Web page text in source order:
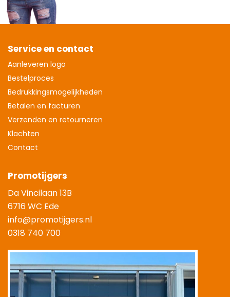
Service en contact
Aanleveren logo
Bestelproces
Bedrukkingsmogelijkheden
Betalen en facturen
Verzenden en retourneren
Klachten
Contact
Promotijgers
Da Vincilaan 13B
6716 WC Ede
info@promotijgers.nl
0318 740 700